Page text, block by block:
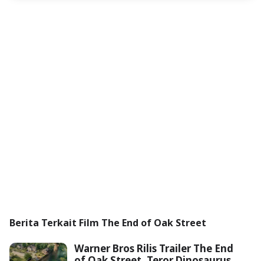
Berita Terkait Film The End of Oak Street
Warner Bros Rilis Trailer The End